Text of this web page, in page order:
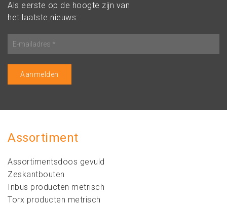
Als eerste op de hoogte zijn van
het laatste nieuws:
Assortiment
Assortimentsdoos gevuld
Zeskantbouten
Inbus producten metrisch
Torx producten metrisch